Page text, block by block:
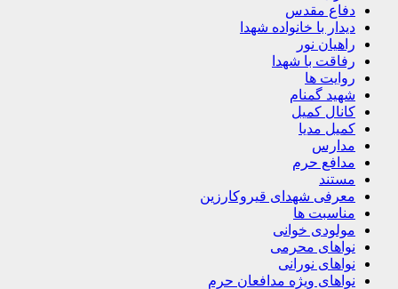
دفاع مقدس
دیدار با خانواده شهدا
راهیان نور
رفاقت با شهدا
روایت ها
شهید گمنام
کانال کمیل
کمیل مدیا
مدارس
مدافع حرم
مستند
معرفی شهدای قیروکارزین
مناسبت ها
مولودی خوانی
نواهای محرمی
نواهای نورانی
نواهای ویژه مدافعان حرم